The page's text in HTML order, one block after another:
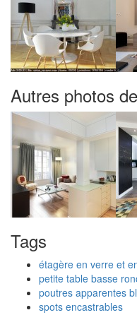
Autres photos de
Tags
étagère en verre et
petite table basse
poutres apparentes
spots encastrables